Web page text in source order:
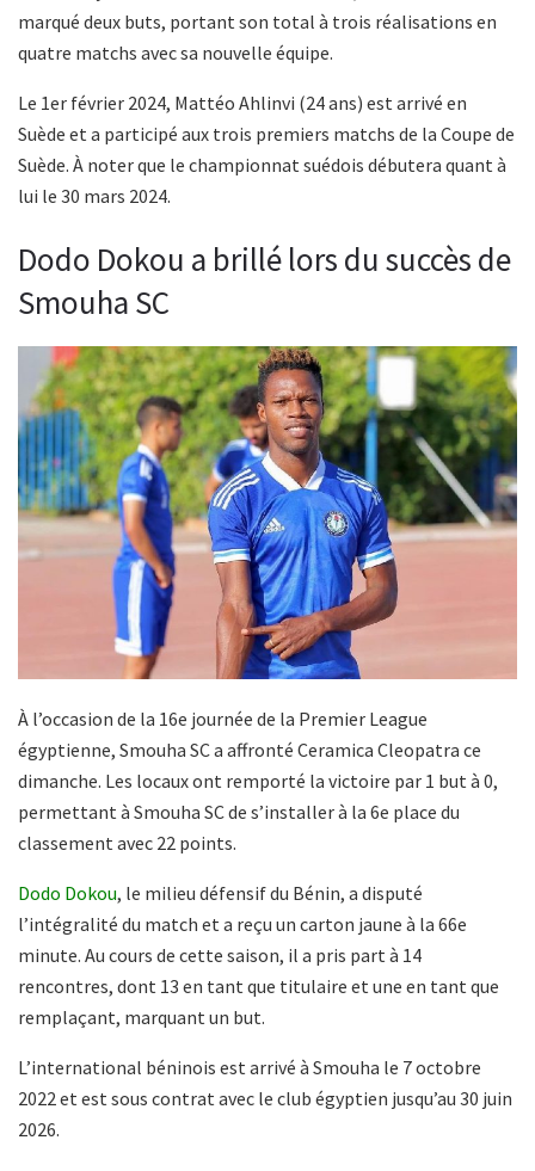
marqué deux buts, portant son total à trois réalisations en
quatre matchs avec sa nouvelle équipe.
Le 1er février 2024, Mattéo Ahlinvi (24 ans) est arrivé en
Suède et a participé aux trois premiers matchs de la Coupe de
Suède. À noter que le championnat suédois débutera quant à
lui le 30 mars 2024.
Dodo Dokou a brillé lors du succès de
Smouha SC
À l’occasion de la 16e journée de la Premier League
égyptienne, Smouha SC a affronté Ceramica Cleopatra ce
dimanche. Les locaux ont remporté la victoire par 1 but à 0,
permettant à Smouha SC de s’installer à la 6e place du
classement avec 22 points.
Dodo Dokou, le milieu défensif du Bénin, a disputé
l’intégralité du match et a reçu un carton jaune à la 66e
minute. Au cours de cette saison, il a pris part à 14
rencontres, dont 13 en tant que titulaire et une en tant que
remplaçant, marquant un but.
L’international béninois est arrivé à Smouha le 7 octobre
2022 et est sous contrat avec le club égyptien jusqu’au 30 juin
2026.